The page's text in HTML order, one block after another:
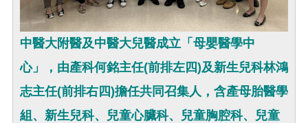
中醫大附醫及中醫大兒醫成立「母嬰醫學中
心」，由產科何銘主任(前排左四)及新生兒科林鴻
志主任(前排右四)擔任共同召集人，含產母胎醫學
組、新生兒科、兒童心臟科、兒童胸腔科、兒童